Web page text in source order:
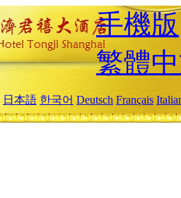
手機版
繁體
日本語 한국어 Deutsch Français